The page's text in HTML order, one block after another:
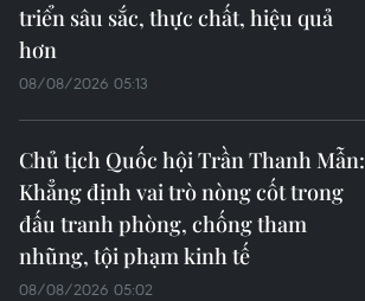
triển sâu sắc, thực chất, hiệu quả
hơn
08/08/2026 05:13
Chủ tịch Quốc hội Trần Thanh Mẫn:
Khẳng định vai trò nòng cốt trong
đấu tranh phòng, chống tham
nhũng, tội phạm kinh tế
08/08/2026 05:02